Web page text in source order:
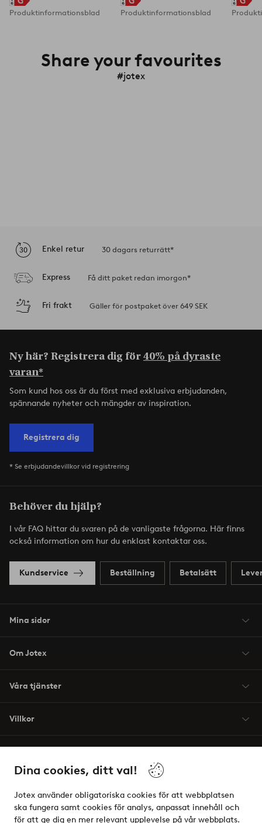
Dina cookies, ditt val!
Jotex använder obligatoriska cookies för att webbplatsen
ska fungera samt cookies för analys, anpassat innehåll och
för att ge dig en mer relevant upplevelse på vår webbplats.
Produktinformationsblad Produktinformationsblad
Share your favourites
#jotex
Enkel retur 30 dagars returrätt*
Express Få ditt paket redan imorgon*
Fri frakt Gäller för postpaket över 649 SEK
Ny här? Registrera dig för40% på dyraste
varan*
Som kund hos oss är du först med exklusiva erbjudanden,
spännande nyheter och mängder av inspiration.
Registrera dig
* Se erbjudandevillkor vid registrering
Behöver du hjälp?
I vår FAQ hittar du svaren på de vanligaste frågorna. Här finns
också information om hur du enklast kontaktar oss.
Kundservice Beställning Betalsätt
Mina sidor
Om Jotex
Våra tjänster
Villkor